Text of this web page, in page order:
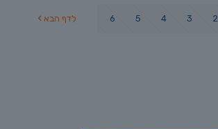
2
3
4
5
6 לדף הבא